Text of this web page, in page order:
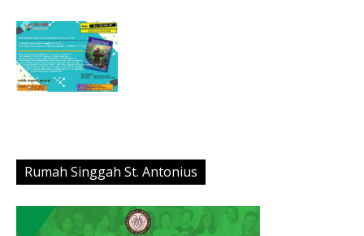
Rumah Singgah St. Antonius